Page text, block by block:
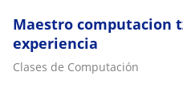
Maestro computacion
experiencia
Clases de Computación